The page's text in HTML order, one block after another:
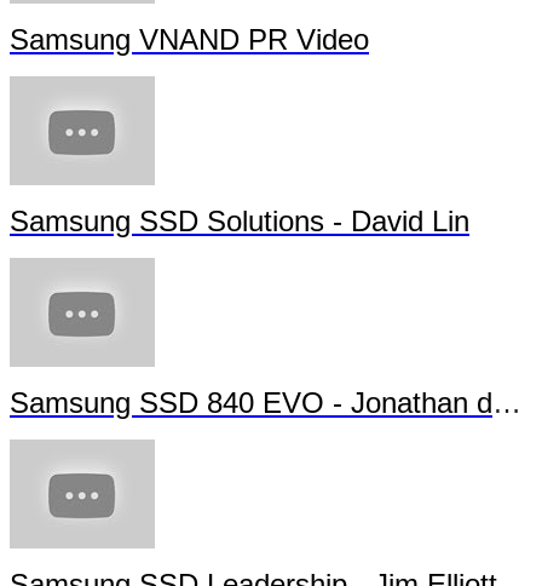
Samsung VNAND PR Video
Samsung SSD Solutions - David Lin
Samsung SSD 840 EVO - Jonathan da